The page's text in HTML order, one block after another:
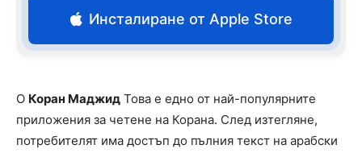
Инсталиране от Apple Store
O Коран Маджид Това е едно от най-популярните
приложения за четене на Корана. След изтегляне,
потребителят има достъп до пълния текст на арабски